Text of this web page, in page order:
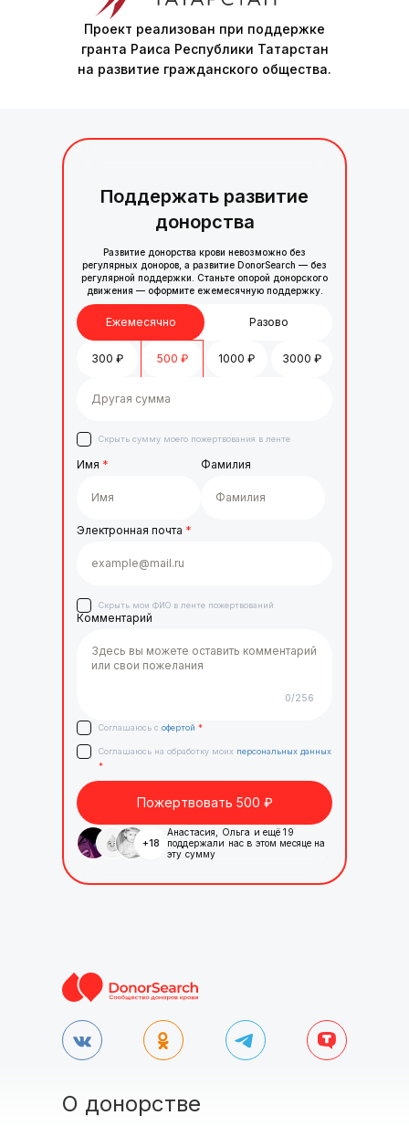
Проект реализован при поддержке
гранта Раиса Республики Татарстан
на развитие гражданского общества.
Поддержать развитие
донорства
Развитие донорства крови невозможно без
регулярных доноров, а развитие DonorSearch — без
регулярной поддержки. Станьте опорой донорского
движения — оформите ежемесячную поддержку.
Ежемесячно Разово
300 ₽ 500 ₽ 1000 ₽ 3000 ₽
Скрыть сумму моего пожертвования в ленте
Имя * Фамилия
Электронная почта *
Скрыть мои ФИО в ленте пожертвований
Комментарий
0/256
Соглашаюсь с офертой *
Соглашаюсь на обработку моих персональных данных
*
Пожертвовать 500 ₽
+18
Анастасия Ольга и ещё19
поддержали нас в этом месяце на
эту сумму
О донорстве